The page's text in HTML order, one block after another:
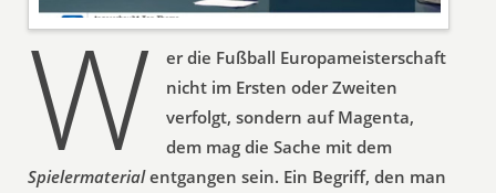
W
er die Fußball Europameisterschaft
nicht im Ersten oder Zweiten
verfolgt, sondern auf Magenta,
dem mag die Sache mit dem
Spielermaterialentgangen sein. Ein Begriff, den man